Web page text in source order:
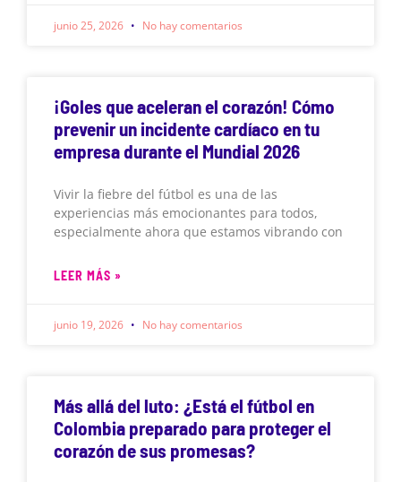
junio 25, 2026 No hay comentarios
¡Goles que aceleran el corazón! Cómo
prevenir un incidente cardíaco en tu
empresa durante el Mundial 2026
Vivir la fiebre del fútbol es una de las
experiencias más emocionantes para todos,
especialmente ahora que estamos vibrando con
LEER MÁS »
junio 19, 2026 No hay comentarios
Más allá del luto: ¿Está el fútbol en
Colombia preparado para proteger el
corazón de sus promesas?